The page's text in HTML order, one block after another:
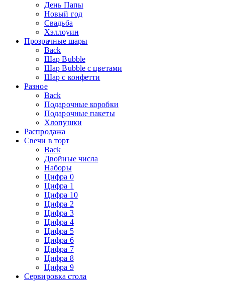
День Папы
Новый год
Свадьба
Хэллоуин
Прозрачные шары
Back
Шар Bubble
Шар Bubble с цветами
Шар с конфетти
Разное
Back
Подарочные коробки
Подарочные пакеты
Хлопушки
Распродажа
Свечи в торт
Back
Двойные числа
Наборы
Цифра 0
Цифра 1
Цифра 10
Цифра 2
Цифра 3
Цифра 4
Цифра 5
Цифра 6
Цифра 7
Цифра 8
Цифра 9
Сервировка стола